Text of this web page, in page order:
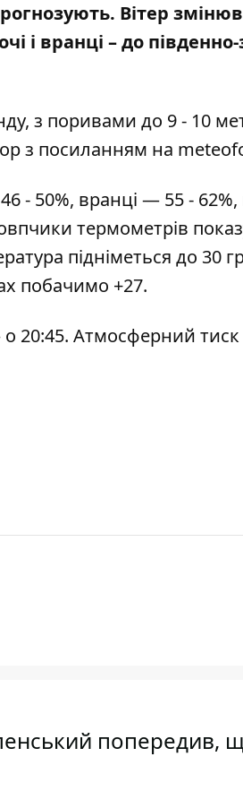
. Вітер
і вранці – до
з поривами до 9 - 10
з посиланням на
- 50%, вранці — 55 -
термометрів
підніметься до 30
побачимо +27.
о 20:45. Атмосферний
попередив,